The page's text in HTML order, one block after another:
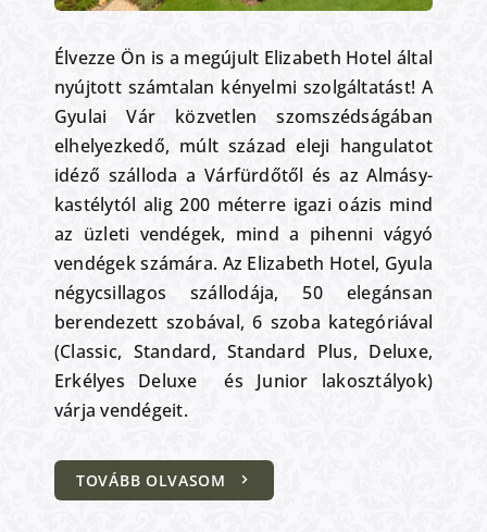
Élvezze Ön is a megújult Elizabeth Hotel által
nyújtott számtalan kényelmi szolgáltatást! A
Gyulai Vár közvetlen szomszédságában
elhelyezkedő, múlt század eleji hangulatot
idéző szálloda a Várfürdőtől és az Almásy-
kastélytól alig 200 méterre igazi oázis mind
az üzleti vendégek, mind a pihenni vágyó
vendégek számára. Az Elizabeth Hotel, Gyula
négycsillagos szállodája, 50 elegánsan
berendezett szobával, 6 szoba kategóriával
(Classic, Standard, Standard Plus, Deluxe,
Erkélyes Deluxe és Junior lakosztályok)
várja vendégeit.
TOVÁBB OLVASOM